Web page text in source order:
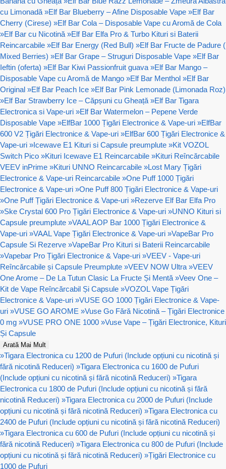
cu Limonadă »Elf Bar Blueberry – Afine Disposable Vape »Elf Bar
Cherry (Cirese) »Elf Bar Cola – Disposable Vape cu Aromă de Cola
»Elf Bar cu Nicotină »Elf Bar Elfa Pro & Turbo Kituri si Baterii
Reincarcabile »Elf Bar Energy (Red Bull) »Elf Bar Fructe de Padure (
Mixed Berries) »Elf Bar Grape – Struguri Disposable Vape »Elf Bar
Ieftin (oferta) »Elf Bar Kiwi Passionfruit guava »Elf Bar Mango –
Disposable Vape cu Aromă de Mango »Elf Bar Menthol »Elf Bar
Original »Elf Bar Peach Ice »Elf Bar Pink Lemonade (Limonada Roz)
»Elf Bar Strawberry Ice – Căpșuni cu Gheață »Elf Bar Tigara
Electronica si Vape-uri »Elf Bar Watermelon – Pepene Verde
Disposable Vape »ElfBar 1000 Țigări Electronice & Vape-uri »ElfBar
600 V2 Țigări Electronice & Vape-uri »ElfBar 600 Țigări Electronice &
Vape-uri »Icewave E1 Kituri si Capsule preumplute »Kit VOZOL
Switch Pico »Kituri Icewave E1 Reincarcabile »Kituri Reîncărcabile
VEEV inPrime »Kituri UNNO Reincarcabile »Lost Mary Țigări
Electronice & Vape-uri Reincarcabile »One Puff 1000 Țigări
Electronice & Vape-uri »One Puff 800 Țigări Electronice & Vape-uri
»One Puff Țigări Electronice & Vape-uri »Rezerve Elf Bar Elfa Pro
»Ske Crystal 600 Pro Țigări Electronice & Vape-uri »UNNO Kituri si
Capsule preumplute »VAAL AOP Bar 1000 Țigări Electronice &
Vape-uri »VAAL Vape Țigări Electronice & Vape-uri »VapeBar Pro
Capsule Si Rezerve »VapeBar Pro Kituri si Baterii Reincarcabile
»Vapebar Pro Țigări Electronice & Vape-uri »VEEV - Vape-uri
Reîncărcabile și Capsule Preumplute »VEEV NOW Ultra »VEEV
One Arome – De La Tutun Clasic La Fructe Și Mentă »Veev One –
Kit de Vape Reîncărcabil Și Capsule »VOZOL Vape Țigări
Electronice & Vape-uri »VUSE GO 1000 Țigări Electronice & Vape-
uri »VUSE GO AROME »Vuse Go Fără Nicotină – Țigări Electronice
0 mg »VUSE PRO ONE 1000 »Vuse Vape – Țigări Electronice, Kituri
Și Capsule
Arată Mai Mult
»Tigara Electronica cu 1200 de Pufuri (Include opțiuni cu nicotină și
fără nicotină Reduceri) »Tigara Electronica cu 1600 de Pufuri
(Include opțiuni cu nicotină și fără nicotină Reduceri) »Tigara
Electronica cu 1800 de Pufuri (Include opțiuni cu nicotină și fără
nicotină Reduceri) »Tigara Electronica cu 2000 de Pufuri (Include
opțiuni cu nicotină și fără nicotină Reduceri) »Tigara Electronica cu
2400 de Pufuri (Include opțiuni cu nicotină și fără nicotină Reduceri)
»Tigara Electronica cu 600 de Pufuri (Include opțiuni cu nicotină și
fără nicotină Reduceri) »Tigara Electronica cu 800 de Pufuri (Include
opțiuni cu nicotină și fără nicotină Reduceri) »Țigări Electronice cu
1000 de Pufuri